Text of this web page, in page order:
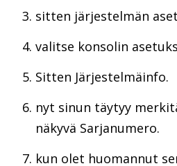
sitten järjestelmän
valitse konsolin
Sitten Järjestelmäinfo.
nyt sinun täytyy
näkyvä Sarjanumero.
kun olet huomannut